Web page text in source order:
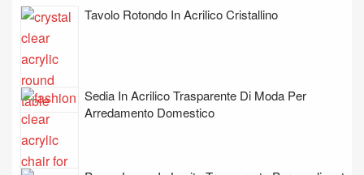
Tavolo Rotondo In Acrilico Cristallino
Sedia In Acrilico Trasparente Di Moda Per
Arredamento Domestico